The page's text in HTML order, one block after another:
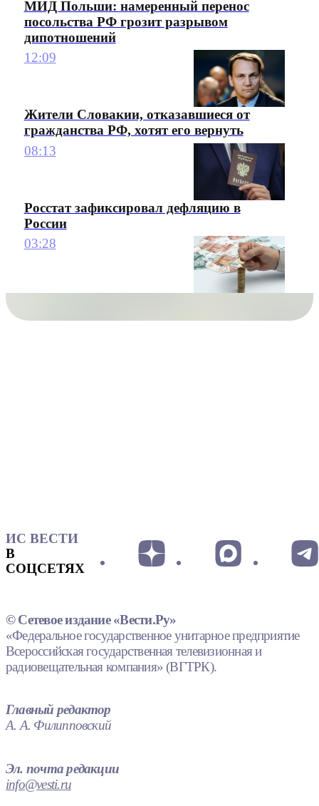
МИД Польши: намеренный перенос
посольства РФ грозит разрывом
дипотношений
12:09
Жители Словакии, отказавшиеся от
гражданства РФ, хотят его вернуть
08:13
Росстат зафиксировал дефляцию в
России
03:28
ИС ВЕСТИ
В
СОЦСЕТЯХ
© Сетевое издание «Вести.Ру»
«Федеральное государственное унитарное предприятие
Всероссийская государственная телевизионная и
радиовещательная компания» (ВГТРК).
Главный редактор
А. А. Филипповский
Эл. почта редакции
info@vesti.ru